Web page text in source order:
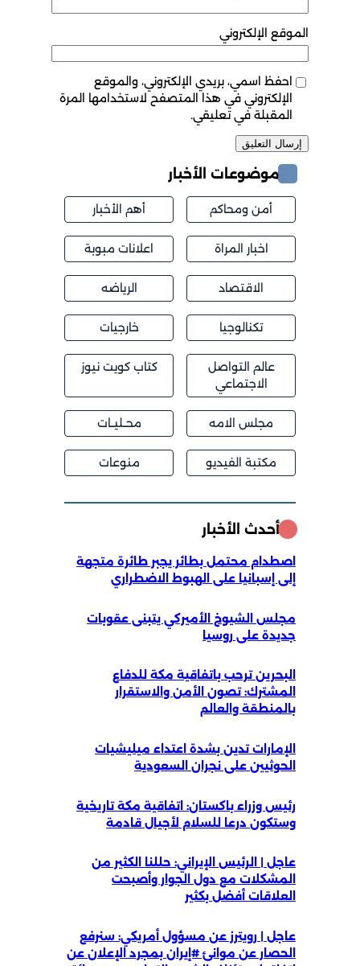
الموقع الإلكتروني
احفظ اسمي، بريدي الإلكتروني، والموقع
الإلكتروني في هذا المتصفح لاستخدامها المرة
المقبلة في تعليقي.
موضوعات الأخبار
أمن ومحاكم أهم الأخبار
اخبار المراة اعلانات مبوبة
الاقتصاد الرياضه
تكنالوجيا خارجيات
عالم التواصل
الاجتماعي
كتاب كويت نيوز
مجلس الامه محــليــات
مكتبة الفيديو منوعات
أحدث الأخبار
اصطدام محتمل بطائر يجبر طائرة متجهة
إلى إسبانيا على الهبوط الاضطراري
مجلس الشيوخ الأميركي يتبنى عقوبات
جديدة على روسيا
البحرين ترحب باتفاقية مكة للدفاع
المشترك: تصون الأمن والاستقرار
بالمنطقة والعالم
الإمارات تدين بشدة اعتداء ميليشيات
الحوثيين على نجران السعودية
رئيس وزراء باكستان: اتفاقية مكة تاريخية
وستكون درعا للسلام لأجيال قادمة
عاجل | الرئيس الإيراني: حللنا الكثير من
المشكلات مع دول الجوار وأصبحت
العلاقات أفضل بكثير
عاجل | رويترز عن مسؤول أمريكي: سنرفع
الحصار عن موانئ #إيران بمجرد الإعلان عن